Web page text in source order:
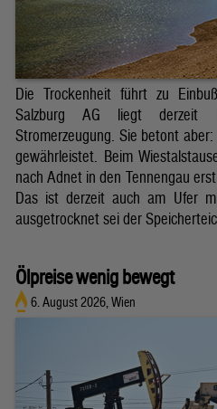
Die Trockenheit führt zu
Salzburg AG liegt derzeit
Stromerzeugung. Sie betont
gewährleistet. Beim
nach Adnet in den Tennengau
Das ist derzeit auch am Ufer
ausgetrocknet sei der
Ölpreise wenig bewegt
6. August 2026, Wien